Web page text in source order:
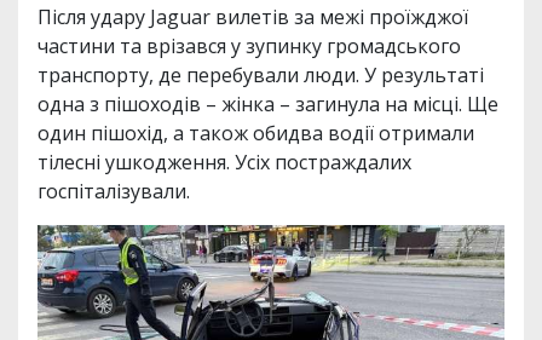
Після удару Jaguar вилетів за межі проїжджої
частини та врізався у зупинку громадського
транспорту, де перебували люди. У результаті
одна з пішоходів – жінка – загинула на місці. Ще
один пішохід, а також обидва водії отримали
тілесні ушкодження. Усіх постраждалих
госпіталізували.